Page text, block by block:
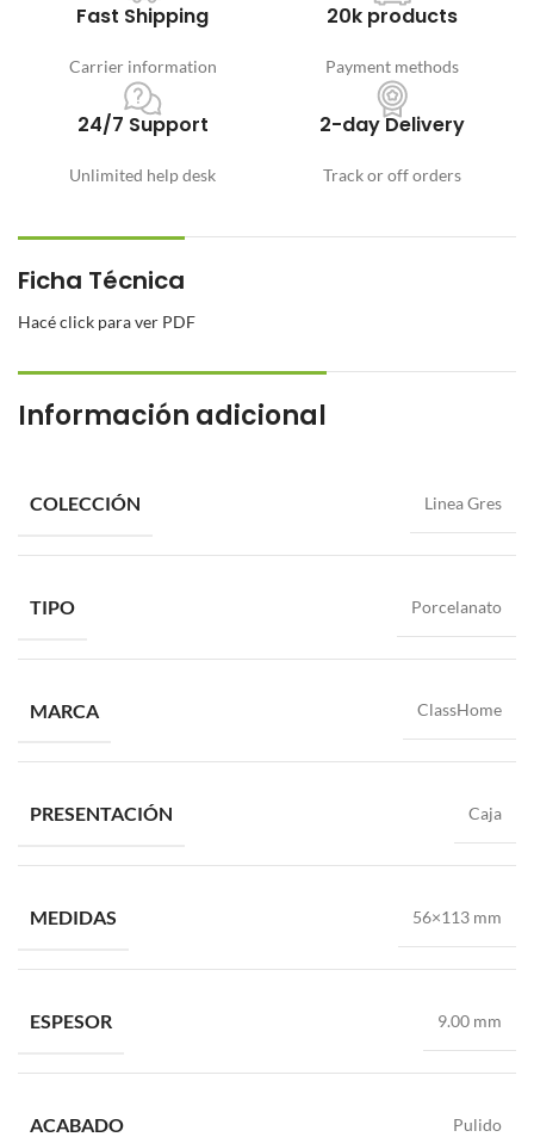
Fast Shipping
Carrier information
20k products
Payment methods
24/7 Support
Unlimited help desk
2-day Delivery
Track or off orders
Ficha Técnica
Hacé click para ver PDF
Información adicional
COLECCIÓN Linea Gres
TIPO Porcelanato
MARCA ClassHome
PRESENTACIÓN Caja
MEDIDAS 56×113 mm
ESPESOR 9.00 mm
ACABADO Pulido